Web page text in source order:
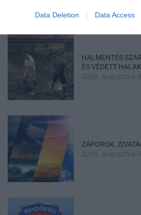
Data Deletion Data Access
HALMENTÉS
ÉS VÉDETT
2026. augusztus
ZÁPOROK,
2026. augusztus